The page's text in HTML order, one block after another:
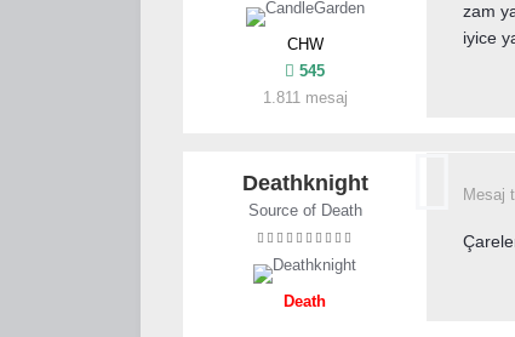
CHW
545
1.811 mesaj
zam
iyice
Deathknight
Source of Death
Death
Mesaj